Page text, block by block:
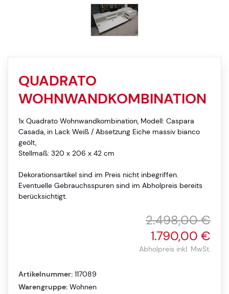
QUADRATO
WOHNWANDKOMBINATION
1x Quadrato Wohnwandkombination, Modell: Caspara
Casada, in Lack Weiß / Absetzung Eiche massiv bianco
geölt,
Stellmaß: 320 x 206 x 42 cm
Dekorationsartikel sind im Preis nicht inbegriffen.
Eventuelle Gebrauchsspuren sind im Abholpreis bereits
berücksichtigt.
2.498,00 €
1.790,00 €
Abholpreis inkl. MwSt.
Artikelnummer: 117089
Warengruppe: Wohnen